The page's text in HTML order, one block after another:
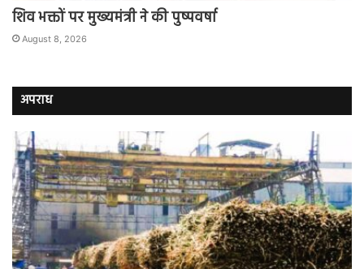
शिव भक्तों पर मुख्यमंत्री ने की पुष्पवर्षा
August 8, 2026
अपराध